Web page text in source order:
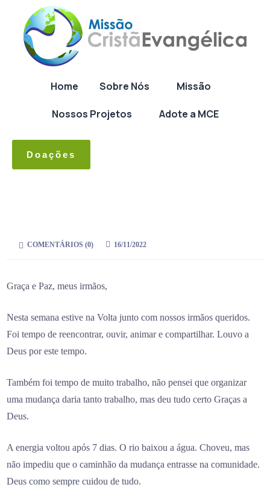
Home Sobre Nós Missão
Nossos Projetos Adote a MCE
Doações
COMENTÁRIOS (0) 16/11/2022
Graça e Paz, meus irmãos,
Nesta semana estive na Volta junto com nossos irmãos queridos.
Foi tempo de reencontrar, ouvir, animar e compartilhar. Louvo a
Deus por este tempo.
Também foi tempo de muito trabalho, não pensei que organizar
uma mudança daria tanto trabalho, mas deu tudo certo Graças a
Deus.
A energia voltou após 7 dias. O rio baixou a água. Choveu, mas
não impediu que o caminhão da mudança entrasse na comunidade.
Deus como sempre cuidou de tudo.